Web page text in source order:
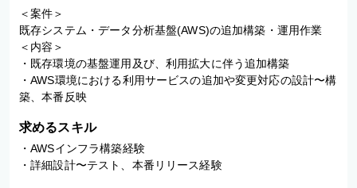
＜案件＞
既存システム・データ分析基盤(AWS)の追加構築・運用作業
＜内容＞
・既存環境の基盤運用及び、利用拡大に伴う追加構築
・AWS環境における利用サービスの追加や変更対応の設計〜構
築、本番反映
求めるスキル
・AWSインフラ構築経験
・詳細設計〜テスト、本番リリース経験